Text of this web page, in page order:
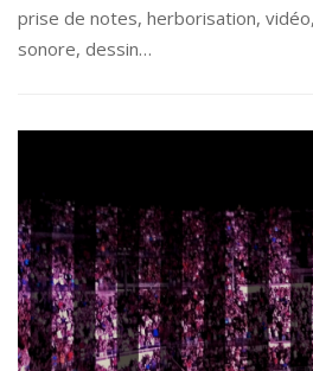
prise de notes, herborisation,
sonore, dessin…